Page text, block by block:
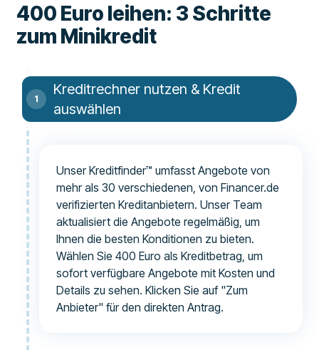
400 Euro leihen: 3 Schritte
zum Minikredit
Kreditrechner nutzen & Kredit
auswählen
Unser Kreditfinder™ umfasst Angebote von
mehr als 30 verschiedenen, von Financer.de
verifizierten Kreditanbietern. Unser Team
aktualisiert die Angebote regelmäßig, um
Ihnen die besten Konditionen zu bieten.
Wählen Sie 400 Euro als Kreditbetrag, um
sofort verfügbare Angebote mit Kosten und
Details zu sehen. Klicken Sie auf "Zum
Anbieter" für den direkten Antrag.